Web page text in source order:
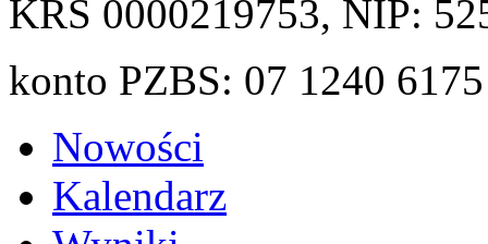
KRS 0000219753, NIP:
konto PZBS: 07 1240
Nowości
Kalendarz